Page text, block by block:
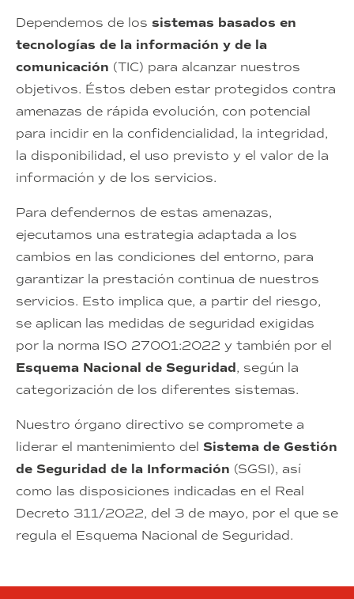
Dependemos de los sistemas basados en
tecnologías de la información y de la
comunicación (TIC) para alcanzar nuestros
objetivos. Éstos deben estar protegidos contra
amenazas de rápida evolución, con potencial
para incidir en la confidencialidad, la integridad,
la disponibilidad, el uso previsto y el valor de la
información y de los servicios.
Para defendernos de estas amenazas,
ejecutamos una estrategia adaptada a los
cambios en las condiciones del entorno, para
garantizar la prestación continua de nuestros
servicios. Esto implica que, a partir del riesgo,
se aplican las medidas de seguridad exigidas
por la norma ISO 27001:2022 y también por el
Esquema Nacional de Seguridad, según la
categorización de los diferentes sistemas.
Nuestro órgano directivo se compromete a
liderar el mantenimiento del Sistema de Gestión
de Seguridad de la Información (SGSI), así
como las disposiciones indicadas en el Real
Decreto 311/2022, del 3 de mayo, por el que se
regula el Esquema Nacional de Seguridad.